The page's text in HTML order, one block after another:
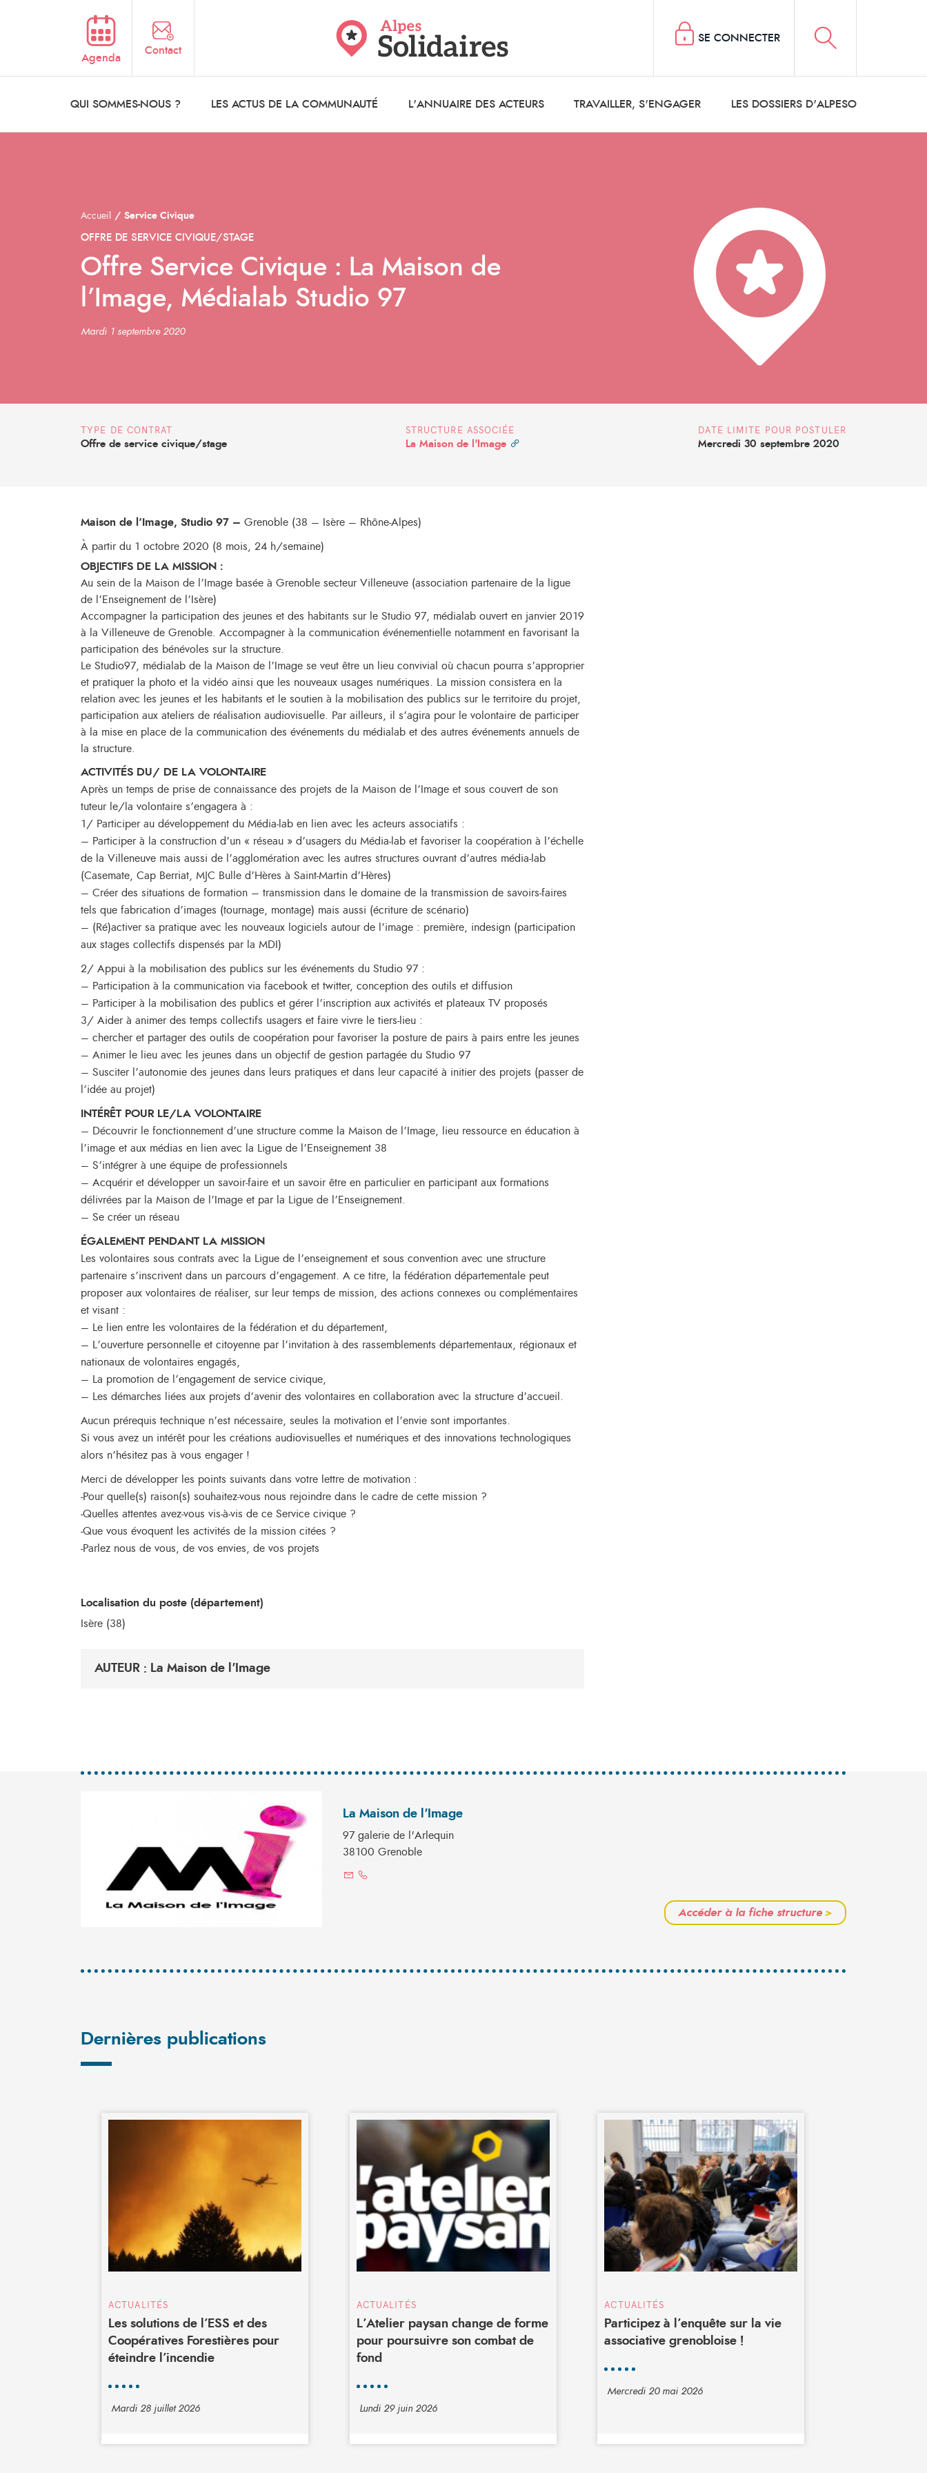
Agenda
Contact
QUI SOMMES-NOUS ? LES ACTUS DE LA COMMUNAUTÉ L'ANNUAIRE DES ACTEURS TRAVAILLER, S'ENGAGER LES DOSSIERS D'ALPESO
SE CONNECTER
Accueil Service Civique
OFFRE DE SERVICE CIVIQUE/STAGE
Offre Service Civique : La Maison de
l’Image, Médialab Studio 97
Mardi 1 septembre 2020
TYPE DE CONTRAT
Offre de service civique/stage
STRUCTURE ASSOCIÉE
La Maison de l'Image
DATE LIMITE POUR POSTULER
Mercredi 30 septembre 2020
Maison de l’Image, Studio 97 – Grenoble (38 – Isère – Rhône-Alpes)
À partir du 1 octobre 2020 (8 mois , 24 h/semaine)
OBJECTIFS DE LA MISSION :
Au sein de la Maison de l’Image basée à Grenoble secteur Villeneuve (association partenaire de la ligue
de l’Enseignement de l’Isère)
Accompagner la participation des jeunes et des habitants sur le Studio 97, médialab ouvert en janvier 2019
à la Villeneuve de Grenoble. Accompagner à la communication événementielle notamment en favorisant la
participation des bénévoles sur la structure.
Le Studio97, médialab de la Maison de l’Image se veut être un lieu convivial où chacun pourra s’approprier
et pratiquer la photo et la vidéo ainsi que les nouveaux usages numériques. La mission consistera en la
relation avec les jeunes et les habitants et le soutien à la mobilisation des publics sur le territoire du projet,
participation aux ateliers de réalisation audiovisuelle. Par ailleurs, il s’agira pour le volontaire de participer
à la mise en place de la communication des événements du médialab et des autres événements annuels de
la structure.
ACTIVITÉS DU/ DE LA VOLONTAIRE
Après un temps de prise de connaissance des projets de la Maison de l’Image et sous couvert de son
tuteur le/la volontaire s’engagera à :
1/ Participer au développement du Média-lab en lien avec les acteurs associatifs :
– Participer à la construction d’un « réseau » d’usagers du Média-lab et favoriser la coopération à l’échelle
de la Villeneuve mais aussi de l’agglomération avec les autres structures ouvrant d’autres média-lab
(Casemate, Cap Berriat, MJC Bulle d’Hères à Saint-Martin d’Hères)
– Créer des situations de formation – transmission dans le domaine de la transmission de savoirs-faires
tels que fabrication d’images (tournage, montage) mais aussi (écriture de scénario)
– (Ré)activer sa pratique avec les nouveaux logiciels autour de l’image : première, indesign (participation
aux stages collectifs dispensés par la MDI)
2/ Appui à la mobilisation des publics sur les événements du Studio 97 :
– Participation à la communication via facebook et twitter, conception des outils et diffusion
– Participer à la mobilisation des publics et gérer l’inscription aux activités et plateaux TV proposés
3/ Aider à animer des temps collectifs usagers et faire vivre le tiers-lieu :
– chercher et partager des outils de coopération pour favoriser la posture de pairs à pairs entre les jeunes
– Animer le lieu avec les jeunes dans un objectif de gestion partagée du Studio 97
– Susciter l’autonomie des jeunes dans leurs pratiques et dans leur capacité à initier des projets (passer de
l’idée au projet)
INTÉRÊT POUR LE/LA VOLONTAIRE
– Découvrir le fonctionnement d’une structure comme la Maison de l’Image, lieu ressource en éducation à
l’image et aux médias en lien avec la Ligue de l’Enseignement 38
– S’intégrer à une équipe de professionnels
– Acquérir et développer un savoir-faire et un savoir être en particulier en participant aux formations
délivrées par la Maison de l’Image et par la Ligue de l’Enseignement.
– Se créer un réseau
ÉGALEMENT PENDANT LA MISSION
Les volontaires sous contrats avec la Ligue de l’enseignement et sous convention avec une structure
partenaire s’inscrivent dans un parcours d’engagement. A ce titre, la fédération départementale peut
proposer aux volontaires de réaliser, sur leur temps de mission, des actions connexes ou complémentaires
et visant :
– Le lien entre les volontaires de la fédération et du département,
– L’ouverture personnelle et citoyenne par l’invitation à des rassemblements départementaux, régionaux et
nationaux de volontaires engagés,
– La promotion de l’engagement de service civique,
– Les démarches liées aux projets d’avenir des volontaires en collaboration avec la structure d’accueil.
Aucun prérequis technique n’est nécessaire, seules la motivation et l’envie sont importantes.
Si vous avez un intérêt pour les créations audiovisuelles et numériques et des innovations technologiques
alors n’hésitez pas à vous engager !
Merci de développer les points suivants dans votre lettre de motivation :
-Pour quelle(s) raison(s) souhaitez-vous nous rejoindre dans le cadre de cette mission ?
-Quelles attentes avez-vous vis-à-vis de ce Service civique ?
-Que vous évoquent les activités de la mission citées ?
-Parlez nous de vous, de vos envies, de vos projets
Localisation du poste (département)
Isère (38)
AUTEUR : La Maison de l'Image
La Maison de l'Image
97 galerie de l'Arlequin
38100 Grenoble
Accéder à la fiche structure>
Dernières publications
ACTUALITÉS
Les solutions de l’ESS et des
Coopératives Forestières pour
éteindre l’incendie
Mardi 28 juillet 2026
ACTUALITÉS
L’Atelier paysan change de forme
pour poursuivre son combat de
fond
Lundi 29 juin 2026
ACTUALITÉS
Participez à l’enquête sur la vie
associative grenobloise !
Mercredi 20 mai 2026